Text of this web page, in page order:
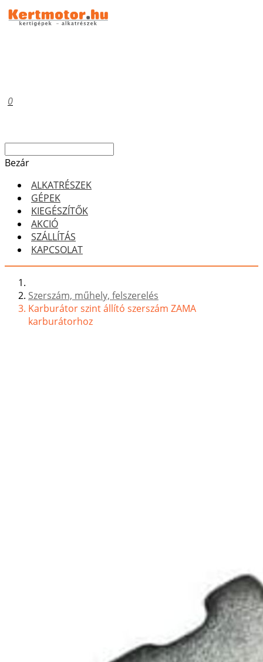
0
Bezár
ALKATRÉSZEK
GÉPEK
KIEGÉSZÍTŐK
AKCIÓ
SZÁLLÍTÁS
KAPCSOLAT
Szerszám, műhely, felszerelés
Karburátor szint állító szerszám ZAMA
karburátorhoz